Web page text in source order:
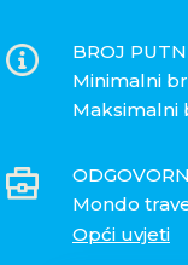
BROJ
Minimalni
Maksimalni
Mondo
Opći uvjeti